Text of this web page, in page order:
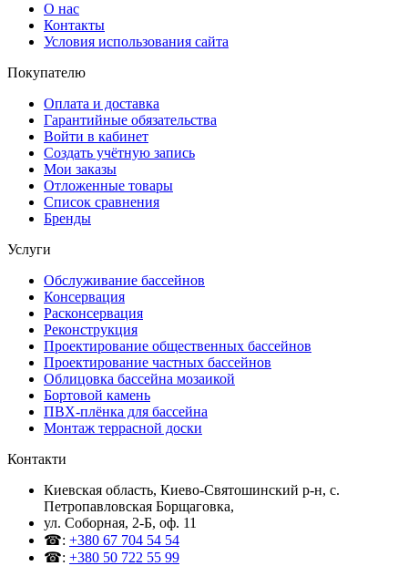
О нас
Контакты
Условия использования сайта
Покупателю
Оплата и доставка
Гарантийные обязательства
Войти в кабинет
Создать учётную запись
Мои заказы
Отложенные товары
Список сравнения
Бренды
Услуги
Обслуживание бассейнов
Консервация
Расконсервация
Реконструкция
Проектирование общественных бассейнов
Проектирование частных бассейнов
Облицовка бассейна мозаикой
Бортовой камень
ПВХ-плёнка для бассейна
Монтаж террасной доски
Контакти
Киевская область, Киево-Святошинский р-н, c.
Петропавловская Борщаговка,
ул. Соборная, 2-Б, оф. 11
☎: +380 67 704 54 54
☎: +380 50 722 55 99